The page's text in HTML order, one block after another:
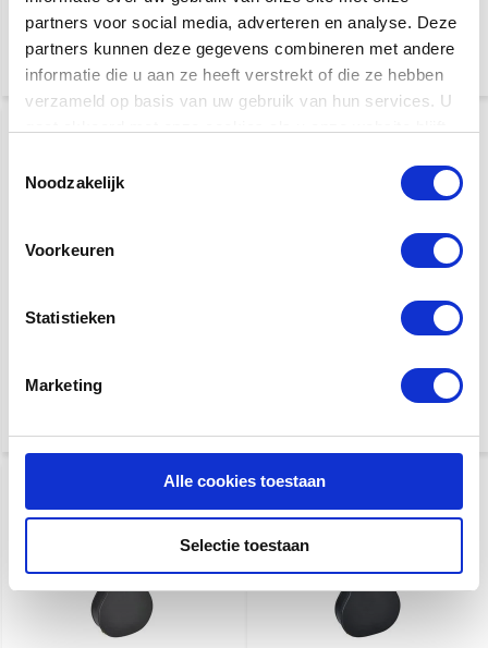
partners voor social media, adverteren en analyse. Deze
partners kunnen deze gegevens combineren met andere
informatie die u aan ze heeft verstrekt of die ze hebben
verzameld op basis van uw gebruik van hun services. U
Noodzakelijk
Voorkeuren
Statistieken
Marketing
Alle cookies toestaan
Selectie toestaan
€ 9,95 € 9,95
Feedback Buster
€ 6,95
Geschikt voor ACUS